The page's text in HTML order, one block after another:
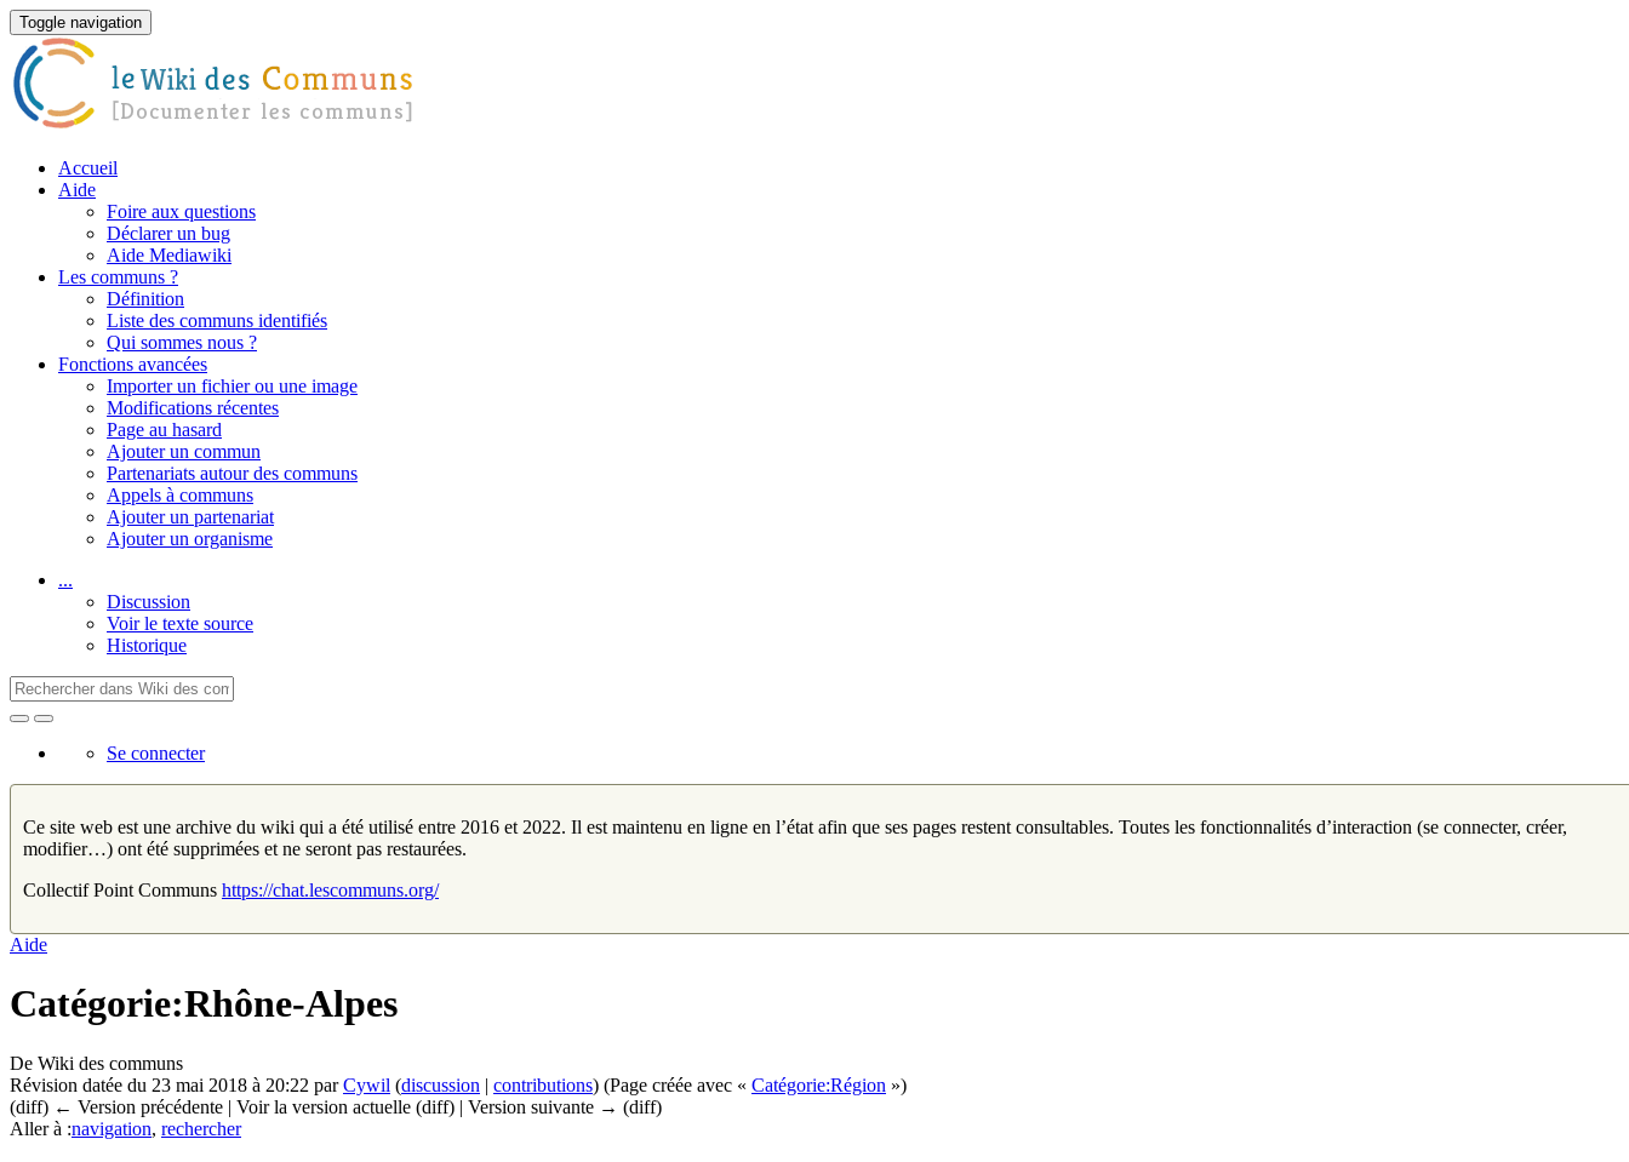
Toggle navigation
Accueil
Aide
Foire aux questions
Déclarer un bug
Aide Mediawiki
Les communs ?
Définition
Liste des communs identifiés
Qui sommes nous ?
Fonctions avancées
Importer un fichier ou une image
Modifications récentes
Page au hasard
Ajouter un commun
Partenariats autour des communs
Appels à communs
Ajouter un partenariat
Ajouter un organisme
...
Discussion
Voir le texte source
Historique
Se connecter
Ce site web est une archive du wiki qui a été utilisé entre 2016 et 2022. Il est maintenu en ligne en l’état afin que ses pages restent consultables. Toutes les fonctionnalités d’interaction (se connecter, créer,
modifier…) ont été supprimées et ne seront pas restaurées.
Collectif Point Communs https://chat.lescommuns.org/
Aide
Catégorie:Rhône-Alpes
De Wiki des communs
Révision datée du 23 mai 2018 à 20:22 parCywil (discussion | contributions) (Page créée avec « Catégorie:Région »)
(diff) ← Version précédente | Voir la version actuelle (diff) | Version suivante → (diff)
Aller à :navigation, rechercher